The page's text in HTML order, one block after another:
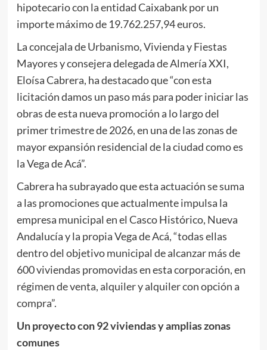
hipotecario con la entidad Caixabank por un
importe máximo de 19.762.257,94 euros.
La concejala de Urbanismo, Vivienda y Fiestas
Mayores y consejera delegada de Almería XXI,
Eloísa Cabrera, ha destacado que “con esta
licitación damos un paso más para poder iniciar las
obras de esta nueva promoción a lo largo del
primer trimestre de 2026, en una de las zonas de
mayor expansión residencial de la ciudad como es
la Vega de Acá”.
Cabrera ha subrayado que esta actuación se suma
a las promociones que actualmente impulsa la
empresa municipal en el Casco Histórico, Nueva
Andalucía y la propia Vega de Acá, “todas ellas
dentro del objetivo municipal de alcanzar más de
600 viviendas promovidas en esta corporación, en
régimen de venta, alquiler y alquiler con opción a
compra”.
Un proyecto con 92 viviendas y amplias zonas
comunes